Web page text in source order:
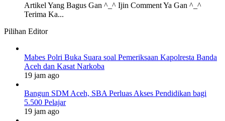
Artikel Yang Bagus Gan ^_^ Ijin Comment Ya Gan ^_^
Terima Ka...
Pilihan Editor
Mabes Polri Buka Suara soal Pemeriksaan Kapolresta Banda
Aceh dan Kasat Narkoba
19 jam ago
Bangun SDM Aceh, SBA Perluas Akses Pendidikan bagi
5.500 Pelajar
19 jam ago